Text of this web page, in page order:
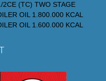
2CE (TC) TWO STAGE
OIL 1.800.000 KCAL
OIL 1.600.000 KCAL